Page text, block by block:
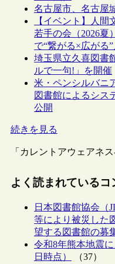
名古屋市、名古屋
【イベント】人
若手の会（2026
で“繋がる×広がる
埼玉県立久喜図書
ルで一句!」を開催
米・ペンシルバニ
図書館によるシス
公開
続きを見る
「カレントアウェアネス
よく読まれているコ
日本図書館協会（
等により被災した
望する図書館の募
令和8年熊本地震
日時点）
（37）